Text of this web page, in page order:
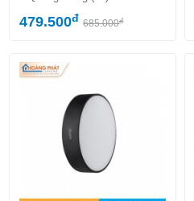
479.500đ 685.000đ